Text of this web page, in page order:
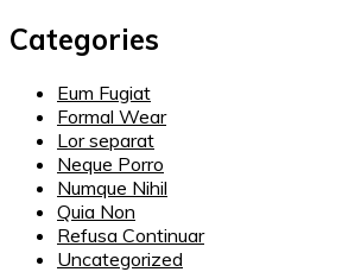
Categories
Eum Fugiat
Formal Wear
Lor separat
Neque Porro
Numque Nihil
Quia Non
Refusa Continuar
Uncategorized